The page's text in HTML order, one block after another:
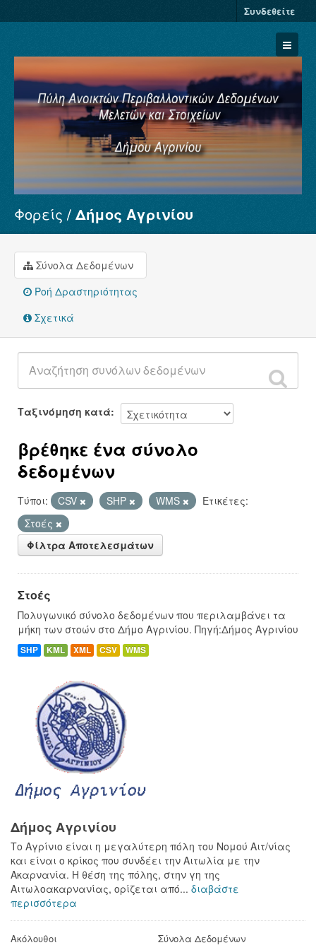
Συνδεθείτε
Σύνολα Δεδομένων
Φορείς
Ομάδες
Σχετικά
Φορείς Δήμος Αγρινίου
Σύνολα Δεδομένων
Ροή Δραστηριότητας
Σχετικά
Ταξινόμηση κατά
βρέθηκε ένα σύνολο
δεδομένων
Τύποι: CSV SHP WMS
Ετικέτες:
Στοές
Φίλτρα Αποτελεσμάτων
Στοές
Πολυγωνικό σύνολο δεδομένων που περιλαμβάνει τα
μήκη των στοών στο Δήμο Αγρινίου. Πηγή:Δήμος Αγρινίου
SHP KML XML CSV WMS
Δήμος Αγρινίου
Το Αγρίνιο είναι η μεγαλύτερη πόλη του Νομού Αιτ/νίας
και είναι ο κρίκος που συνδέει την Αιτωλία με την
Ακαρνανία. Η θέση της πόλης, στην γη της
Αιτωλοακαρνανίας, ορίζεται από... διαβάστε
περισσότερα
Ακόλουθοι Σύνολα Δεδομένων